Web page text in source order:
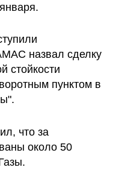
назвал сделку
стойкости
пунктом в
что за
около 50